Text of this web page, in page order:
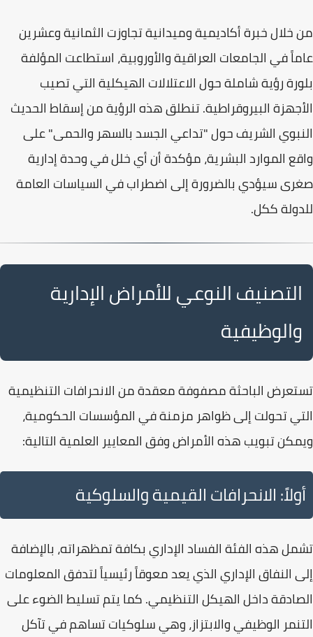
من خلال خبرة أكاديمية وميدانية تجاوزت الثمانية وعشرين
عاماً في الجامعات العراقية والأوروبية، استطاعت المؤلفة
بلورة رؤية شاملة حولالاعتلالات الهيكليةالتي تصيب
الأجهزة البيروقراطية. تنطلق هذه الرؤية من إسقاط الحديث
النبوي الشريف حول "تداعي الجسد بالسهر والحمى" على
واقعالموارد البشرية، مؤكدة أن أي خلل في وحدة إدارية
صغرى سيؤدي بالضرورة إلى اضطراب فيالسياسات العامة
للدولة ككل.
التصنيف النوعي للأمراض الإدارية
والوظيفية
تستعرض الباحثة مصفوفة معقدة منالانحرافات التنظيمية
التي تحولت إلى ظواهر مزمنة في المؤسسات الحكومية،
ويمكن تبويب هذه الأمراض وفق المعايير العلمية التالية:
أولاً: الانحرافات القيمية والسلوكية
تشمل هذه الفئةالفساد الإداريبكافة تمظهراته، بالإضافة
إلىالنفاق الإداريالذي يعد معوقاً رئيسياً لتدفق المعلومات
الصادقة داخل الهيكل التنظيمي. كما يتم تسليط الضوء على
التنمر الوظيفيوالابتزاز، وهي سلوكيات تساهم في تآكل